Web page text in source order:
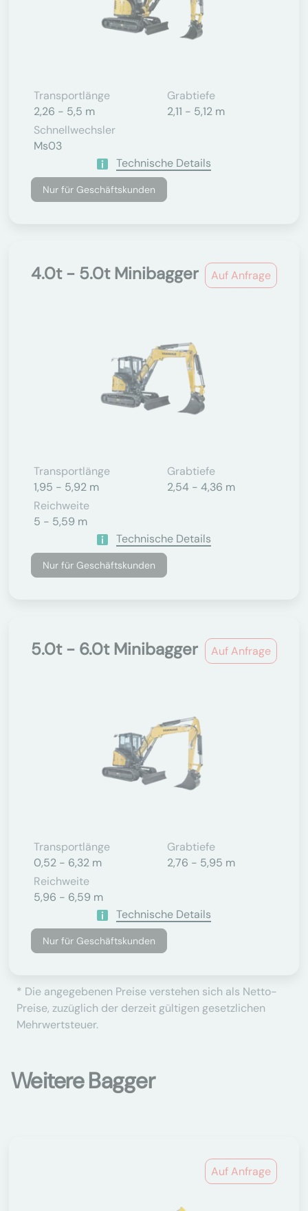
Transportlänge
2,26 - 5,5 m
Grabtiefe
2,11 - 5,12 m
Schnellwechsler
Ms03
Technische Details
Nur für Geschäftskunden
Auf Anfrage
4.0t - 5.0t Minibagger
Transportlänge
1,95 - 5,92 m
Grabtiefe
2,54 - 4,36 m
Reichweite
5 - 5,59 m
Technische Details
Nur für Geschäftskunden
Auf Anfrage
5.0t - 6.0t Minibagger
Transportlänge
0,52 - 6,32 m
Grabtiefe
2,76 - 5,95 m
Reichweite
5,96 - 6,59 m
Technische Details
Nur für Geschäftskunden
* Die angegebenen Preise verstehen sich als Netto-
Preise, zuzüglich der derzeit gültigen gesetzlichen
Mehrwertsteuer.
Weitere Bagger
Auf Anfrage